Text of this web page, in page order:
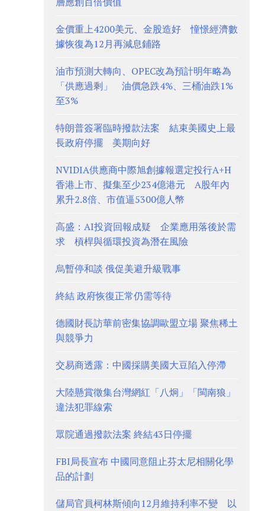
金價重上4200美元、金股造好 憧憬經濟數
據恢復為12月再減息鋪路
油市預測大轉向、OPEC改為預計明年略為
「供應過剩」 油價急跌4%、三桶油跌1%
至3%
特朗普簽署臨時撥款法案 結束美國史上最
長政府停擺 美期向好
NVIDIA供應商中際旭創據報選定投行A+H
香港上市、擬集至少234億港元 A股年內
累升2.8倍、市值逼5300億人幣
高盛：AI投資回報成疑 企業應用落後於需
求 槓桿與循環投資為潛在風險
烏暫停和談 俄促美避升級戰事
終結 政府恢復正常仍需等待
德國財長訪華前密集協調歐盟立場 聚焦稀土
與競爭力
交易商透露：中國採購美國大豆陷入停滯
大陸懸賞徵集台灣網紅「八炯」「閩南狼」
違法犯罪線索
眾院通過撥款法案 終結43日停擺
FBI局長宣布 中國同意阻止芬太尼相關化學
品的計劃
儲局官員柯林斯傾向12月維持利率不變 以